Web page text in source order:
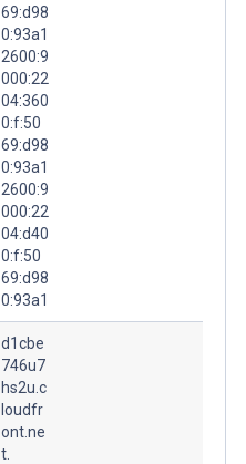
69:d98
0:93a1
2600:9
000:22
04:360
0:f:50
69:d98
0:93a1
2600:9
000:22
04:d40
0:f:50
69:d98
0:93a1
d1cbe
746u7
hs2u.c
loudfr
ont.ne
t.